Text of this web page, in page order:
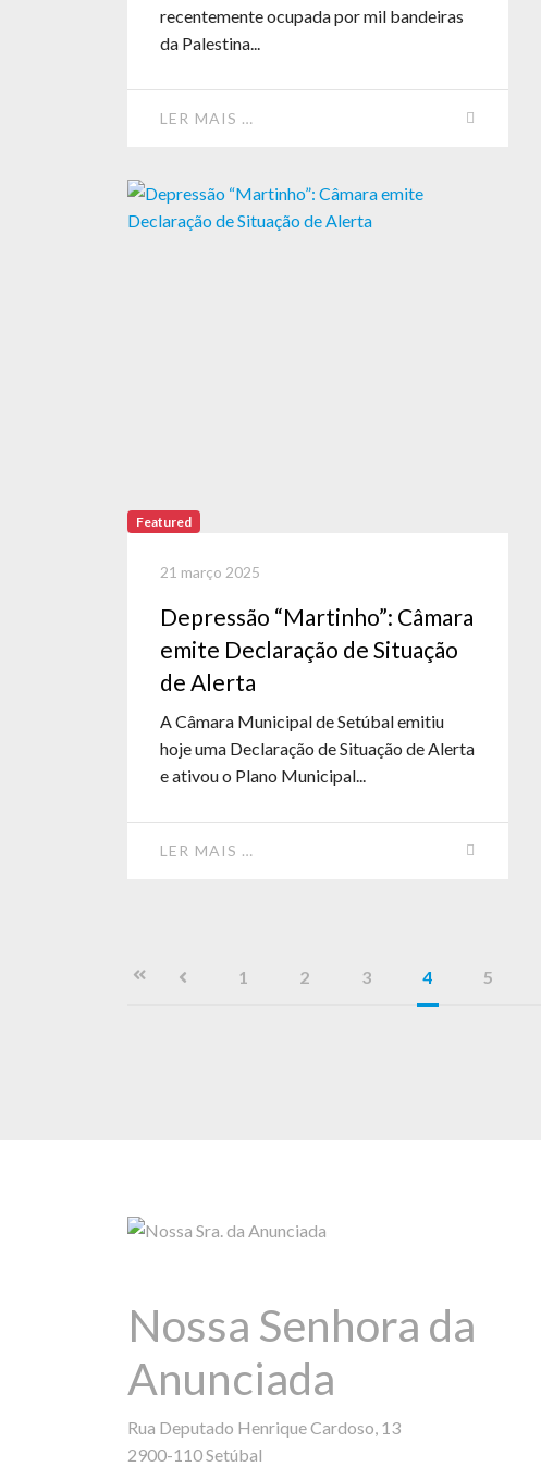
recentemente ocupada por mil bandeiras
da Palestina...
LER MAIS …
Featured
Depressão “Martinho”: Câmara
emite Declaração de Situação
de Alerta
21 março 2025
A Câmara Municipal de Setúbal emitiu
hoje uma Declaração de Situação de Alerta
e ativou o Plano Municipal...
LER MAIS …
1 2 3 4 5
Nossa Senhora da
Anunciada
Rua Deputado Henrique Cardoso, 13
2900-110 Setúbal